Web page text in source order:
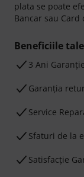
plata se poate
Bancar sau Card
Beneficiile tale
3 Ani
Garanţia
Service
Sfaturi de la
Satisfacție